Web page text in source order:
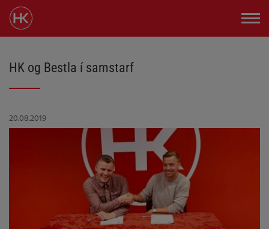
HK og Bestla í samstarf
20.08.2019